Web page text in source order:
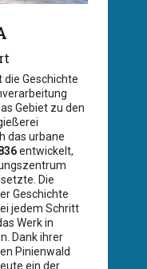
die Geschichte
Gebiet zu den
das urbane
entwickelt,
Die
Geschichte
jedem Schritt
Werk in
Dank ihrer
Pinienwald
ein der